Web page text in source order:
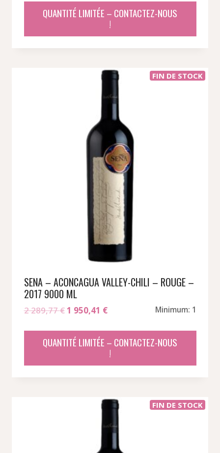
initial
était :
289,77 €.
est :
950,41 €.
QUANTITÉ LIMITÉE – CONTACTEZ-NOUS
!
FIN DE STOCK
SENA – ACONCAGUA VALLEY-CHILI – ROUGE –
2017 9000 ML
2 289,77€Le
initial
était :
289,77 €.
1 950,41 €Le
est :
950,41 €.
Minimum: 1
QUANTITÉ LIMITÉE – CONTACTEZ-NOUS
!
FIN DE STOCK